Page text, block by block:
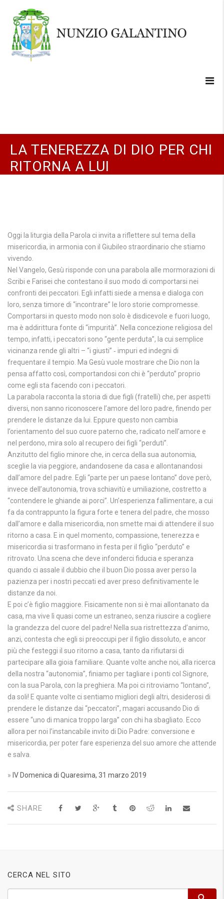
LA TENEREZZA DI DIO PER CHI
RITORNA A LUI
Oggi la liturgia della Parola ci invita a riflettere sul tema della
misericordia, in armonia con il Giubileo straordinario che stiamo
vivendo.
Nel Vangelo, Gesù risponde con una parabola alle mormorazioni di
Scribi e Farisei che contestano il suo modo di comportarsi nei
confronti dei peccatori. Egli infatti siede a mensa e dialoga con
loro, senza timore di “incontrare” le loro storie compromesse.
Comportarsi in questo modo non solo è disdicevole e fuori luogo,
ma è addirittura fonte di “impurità”. Nella concezione religiosa del
tempo, infatti, i peccatori sono “gente perduta”, la cui semplice
vicinanza rende gli altri – “i giusti” ‐ impuri ed indegni di
frequentare il tempio. Ma Gesù vuole mostrare che Dio non la
pensa affatto così, comportandosi con chi è “perduto” proprio
come egli sta facendo con i peccatori.
La parabola racconta la storia di due figli (fratelli) che, per aspetti
diversi, non sanno riconoscere l’amore del loro padre, finendo per
prendere le distanze da lui. Eppure questo non cambia
l’orientamento del suo cuore paterno che, radicato nell’amore e
nel perdono, mira solo al recupero dei figli “perduti”.
Anzitutto del figlio minore che, in cerca della sua autonomia,
sceglie la via peggiore, andandosene da casa e allontanandosi
dall’amore del padre. Egli “parte per un paese lontano” dove però,
invece dell’autonomia, trova schiavitù e umiliazione, costretto a
“contendere le ghiande ai porci”. Un’esperienza fallimentare, a cui
fa da contrappunto la figura forte e tenera del padre, che mosso
dall’amore e dalla misericordia, non smette mai di attendere il suo
ritorno a casa. E in quel momento, compassione, tenerezza e
misericordia si trasformano in festa per il figlio “perduto” e
ritrovato. Una scena che deve infonderci fiducia e speranza
quando ci assale il dubbio che il buon Dio possa aver perso la
pazienza per i nostri peccati ed aver preso definitivamente le
distanze da noi.
E poi c’è figlio maggiore. Fisicamente non si è mai allontanato da
casa, ma vive lì quasi come un estraneo, senza riuscire a cogliere
la grandezza del cuore del padre! Nella sua ristrettezza d’animo,
anzi, contesta che egli si preoccupi per il figlio dissoluto, e ancor
più che festeggi il suo ritorno a casa, tanto da rifiutarsi di
partecipare alla gioia familiare. Quante volte anche noi, alla ricerca
della nostra “autonomia”, finiamo per tagliare i ponti col Signore,
con la sua Parola, con la preghiera. Ma poi ci ritroviamo “lontano”,
da soli! E quante volte ci sentiamo migliori degli altri, desiderosi di
prendere le distanze dai “peccatori”, magari accusando Dio di
essere “uno di manica troppo larga” con chi ha sbagliato. Ecco
allora per noi l’instancabile invito di Dio Padre: conversione e
misericordia, per poter fare esperienza del suo amore che attende
e salva.
» IV Domenica di Quaresima, 31 marzo 2019
SHARE
CERCA NEL SITO